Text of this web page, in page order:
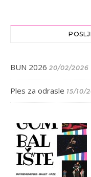
BUN 2026 20/02/2026
Ples za odrasle 15/10/